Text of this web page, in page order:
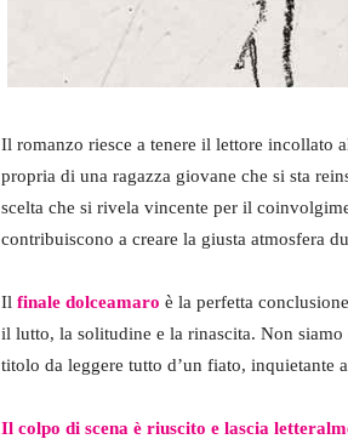
Il romanzo riesce a tenere il lettore incollato
propria di una ragazza giovane che si sta
scelta che si rivela vincente per il
contribuiscono a creare la giusta atmosfera
Il finale dolceamaro è la perfetta
il lutto, la solitudine e la rinascita. Non
titolo da leggere tutto d’un fiato, inquietante
Il colpo di scena è riuscito e lascia